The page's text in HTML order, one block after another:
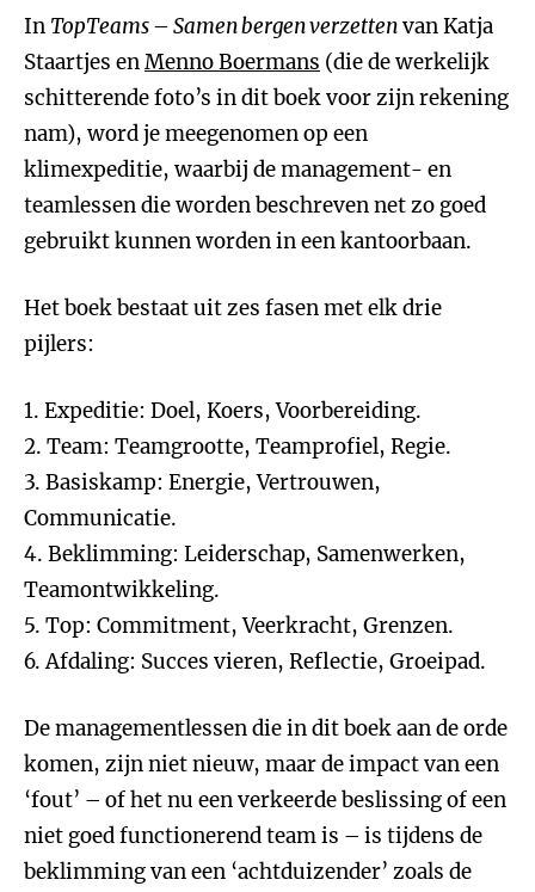
In TopTeams – Samen bergen verzettenvan Katja
Staartjes enMenno Boermans (die de werkelijk
schitterende foto’s in dit boek voor zijn rekening
nam), word je meegenomen op een
klimexpeditie, waarbij de management- en
teamlessen die worden beschreven net zo goed
gebruikt kunnen worden in een kantoorbaan.
Het boek bestaat uit zes fasen met elk drie
pijlers:
1. Expeditie: Doel, Koers, Voorbereiding.
2. Team: Teamgrootte, Teamprofiel, Regie.
3. Basiskamp: Energie, Vertrouwen,
Communicatie.
4. Beklimming: Leiderschap, Samenwerken,
Teamontwikkeling.
5. Top: Commitment, Veerkracht, Grenzen.
6. Afdaling: Succes vieren, Reflectie, Groeipad.
De managementlessen die in dit boek aan de orde
komen, zijn niet nieuw, maar de impact van een
‘fout’ – of het nu een verkeerde beslissing of een
niet goed functionerend team is – is tijdens de
beklimming van een ‘achtduizender’ zoals de